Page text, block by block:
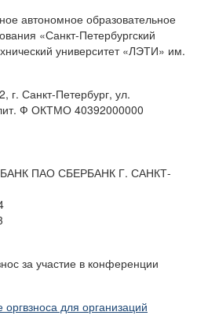
автономное образовательное
«Санкт-Петербургский
университет «ЛЭТИ» им.
г. Санкт-Петербург, ул.
Ф ОКТМО 40392000000
ПАО СБЕРБАНК Г. САНКТ-
за участие в конференции
для организаций